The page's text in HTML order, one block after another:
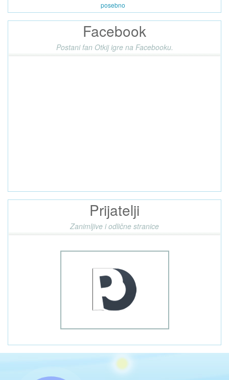
posebno
Facebook
Postani fan Otkij igre na Facebooku.
Prijatelji
Zanimljive i odlične stranice